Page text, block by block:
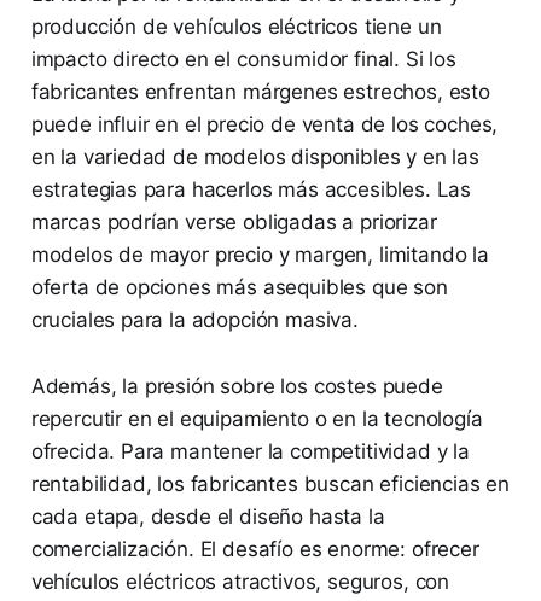
producción de vehículos eléctricos tiene un
impacto directo en el consumidor final. Si los
fabricantes enfrentan márgenes estrechos, esto
puede influir en el precio de venta de los coches,
en la variedad de modelos disponibles y en las
estrategias para hacerlos más accesibles. Las
marcas podrían verse obligadas a priorizar
modelos de mayor precio y margen, limitando la
oferta de opciones más asequibles que son
cruciales para la adopción masiva.
Además, la presión sobre los costes puede
repercutir en el equipamiento o en la tecnología
ofrecida. Para mantener la competitividad y la
rentabilidad, los fabricantes buscan eficiencias en
cada etapa, desde el diseño hasta la
comercialización. El desafío es enorme: ofrecer
vehículos eléctricos atractivos, seguros, con